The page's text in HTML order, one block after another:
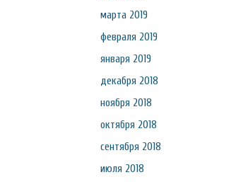
марта 2019
февраля 2019
января 2019
декабря 2018
ноября 2018
октября 2018
сентября 2018
июля 2018